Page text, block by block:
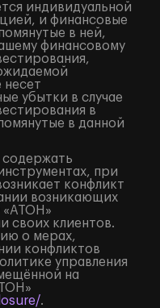
индивидуальной
и финансовые
в ней,
финансовому
убытки в случае
в
в данной
при
конфликт
возникающих
«АТОН»
своих клиентов.
о мерах,
конфликтов
управления
на
.